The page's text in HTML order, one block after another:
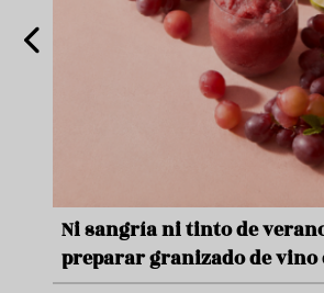
Ni sangría ni tinto de
preparar granizado de vino